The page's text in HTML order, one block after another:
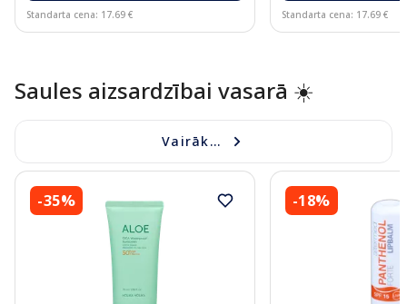
Standarta cena: 17.69 € Standarta cena: 17.69 €
Saules aizsardzībai vasarā ☀️
Vairāk...
-35% -18%